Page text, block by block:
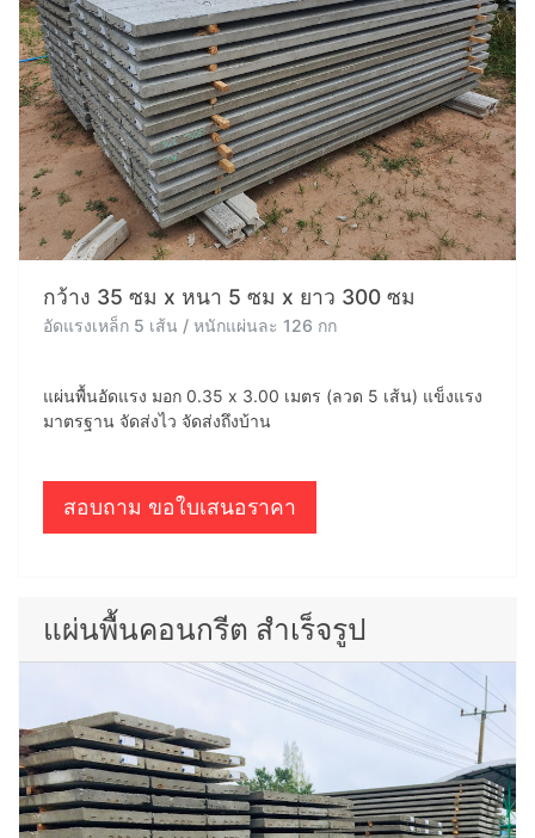
กว้าง 35 ซม x หนา 5 ซม x ยาว 300 ซม
อัดแรงเหล็ก 5 เส้น / หนักแผ่นละ 126 กก
แผ่นพื้นอัดแรง มอก 0.35 x 3.00 เมตร (ลวด 5 เส้น) แข็งแรง
มาตรฐาน จัดส่งไว จัดส่งถึงบ้าน
สอบถาม ขอใบเสนอราคา
แผ่นพื้นคอนกรีต สำเร็จรูป